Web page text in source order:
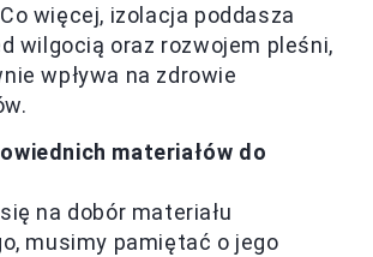
więcej, izolacja poddasza
wilgocią oraz rozwojem pleśni,
wpływa na zdrowie
materiałów do
na dobór materiału
musimy pamiętać o jego